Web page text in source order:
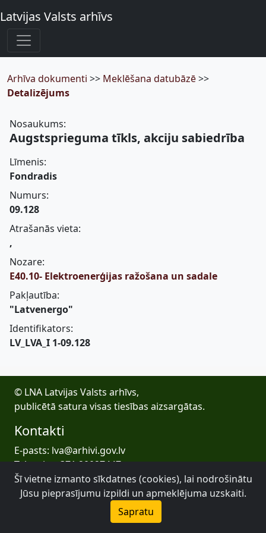
Latvijas Valsts arhīvs
Arhīva dokumenti >> Meklēšana datubāzē>>
Detalizējums
Nosaukums:
Augstsprieguma tīkls, akciju sabiedrība
Līmenis:
Fondradis
Numurs:
09.128
Atrašanās vieta:
,
Nozare:
E40.10- Elektroenerģijas ražošana un sadale
Pakļautība:
"Latvenergo"
Identifikators:
LV_LVA_I 1-09.128
© LNA Latvijas Valsts arhīvs,
publicētā satura visas tiesības aizsargātas.
Kontakti
E-pasts: lva@arhivi.gov.lv
Tālrunis: +371 20027447
Bezdelīgu 1A, Rīga
Latvijas Valsts arhīvs
Šī vietne izmanto sīkdatnes (cookies), lai nodrošinātu
Jūsu pieprasījumu izpildi un apmeklējuma uzskaiti.
Sapratu